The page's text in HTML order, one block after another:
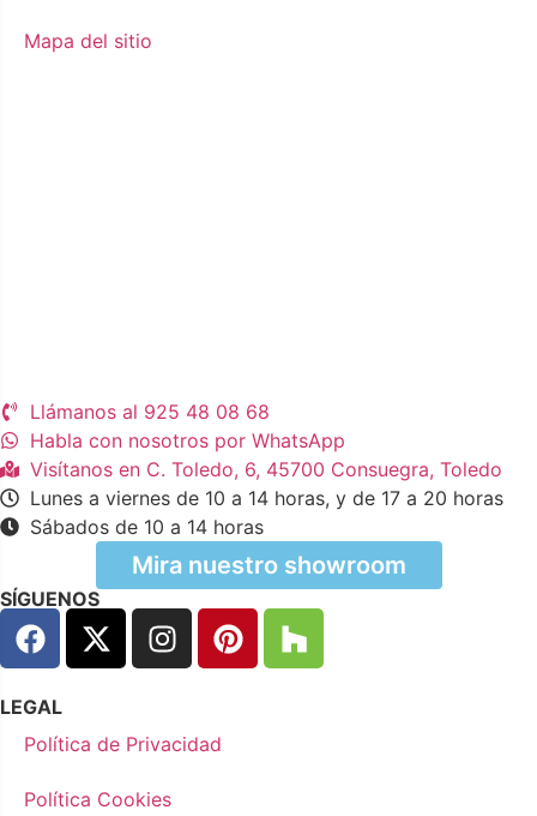
Mapa del sitio
Llámanos al 925 48 08 68
Habla con nosotros por WhatsApp
Visítanos en C. Toledo, 6, 45700 Consuegra, Toledo
Lunes a viernes de 10 a 14 horas, y de 17 a 20 horas
Sábados de 10 a 14 horas
Mira nuestro showroom
SÍGUENOS
LEGAL
Política de Privacidad
Política Cookies